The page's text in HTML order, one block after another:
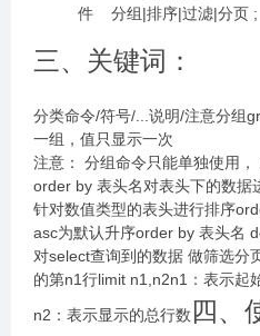
件 分组|排序|过滤|分页 ;
三、关键词：
分类命令/符号/...说明/注意分组
一组，值只显示一次
注意： 分组命令只能单独使用
order by 表头名对表头下的数据
针对数值类型的表头进行排序
asc为默认升序order by 表头名
对select查询到的数据 做筛选分
的第n1行limit n1,n2n1：表示起
n2：表示显示的总行数 四、